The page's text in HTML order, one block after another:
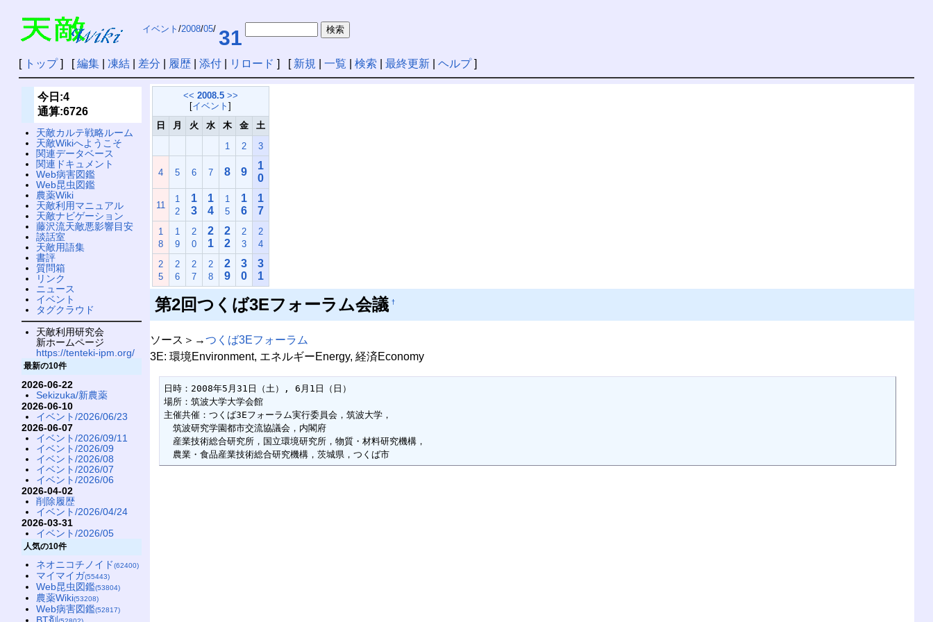
イベント /2008/05/ 31
[ トップ] [編集| 凍結| 差分 履歴| 添付| リロード ] [ 新規 一覧 検索 最終更新| ヘルプ]
<< 2008.5 >>
[イベント]
日
月 火 水 木 金
土
1
2 3
4 5 6 7 8 9
1
0
11
1
2
1
3
1
4
1
5
1
6
1
7
1
8
1
9
2
0
2
1
2
2
2
3
2
4
2
5
2
6
2
7
2
8
2
9
3
0
3
1
第2回つくば3Eフォーラム会議 †
ソース＞→つくば3Eフォーラム
3E: 環境Environment, エネルギーEnergy, 経済Economy
日時：2008年5月31日（土）, 6月1日（日）
場所：筑波大学大学会館
主催共催：つくば3Eフォーラム実行委員会，筑波大学，
筑波研究学園都市交流協議会，内閣府
産業技術総合研究所，国立環境研究所，物質・材料研究機構，
農業・食品産業技術総合研究機構，茨城県，つくば市
今日:4
通算:6726
天敵カルテ戦略ルーム
天敵Wikiへようこそ
関連データベース
関連ドキュメント
Web病害図鑑
Web昆虫図鑑
農薬Wiki
天敵利用マニュアル
天敵ナビゲーション
藤沢流天敵悪影響目安
談話室
天敵用語集
書評
質問箱
リンク
ニュース
イベント
タグクラウド
天敵利用研究会
新ホームページ
https://tenteki-ipm.org/
最新の10件
2026-06-22
Sekizuka/新農薬
2026-06-10
イベント/2026/06/23
2026-06-07
イベント/2026/09/11
イベント/2026/09
イベント/2026/08
イベント/2026/07
イベント/2026/06
2026-04-02
削除履歴
イベント/2026/04/24
2026-03-31
イベント/2026/05
人気の10件
ネオニコチノイド(62400)
マイマイガ(55443)
Web昆虫図鑑(53804)
農薬Wiki(53208)
Web病害図鑑(52817)